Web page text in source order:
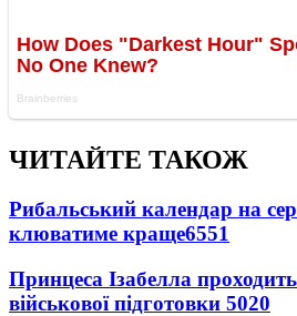
ЧИТАЙТЕ ТАКОЖ
Рибальський календар на
клюватиме краще6551
Принцеса Ізабелла
військової підготовки 5020